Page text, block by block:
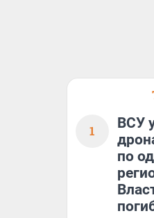
1
ВСУ
по